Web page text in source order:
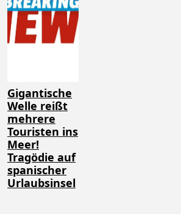
Gigantische
Welle reißt
mehrere
Touristen ins
Meer!
Tragödie auf
spanischer
Urlaubsinsel